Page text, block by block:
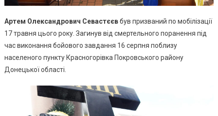
Артем Олександрович Севастєєвбув призваний по мобілізації
17 травня цього року. Загинув від смертельного поранення під
час виконання бойового завдання 16 серпня поблизу
населеного пункту Красногорівка Покровського району
Донецької області.